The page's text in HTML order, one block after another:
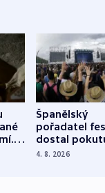
Španělský
pořadatel
dostal
nekalé
4. 8. 2026